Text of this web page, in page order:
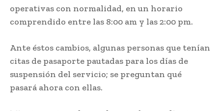
operativas con normalidad, en un horario
comprendido entre las 8:00 am y las 2:00 pm.
Ante éstos cambios, algunas personas que tenían
citas de pasaporte pautadas para los días de
suspensión del servicio; se preguntan qué
pasará ahora con ellas.